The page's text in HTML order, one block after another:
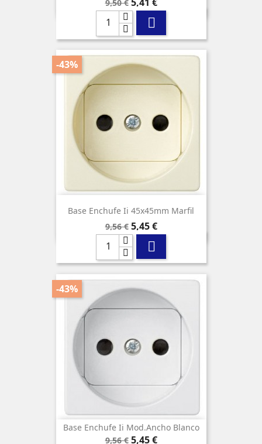
base
9,50 €

Base Enchufe Ii 45x45mm Marfil
Precio
base
9,56 €
-43%
Precio
5,45 €

Base Enchufe Ii Mod.ancho Blanco
Precio
9,56 €
-43%
Precio
5,45 €